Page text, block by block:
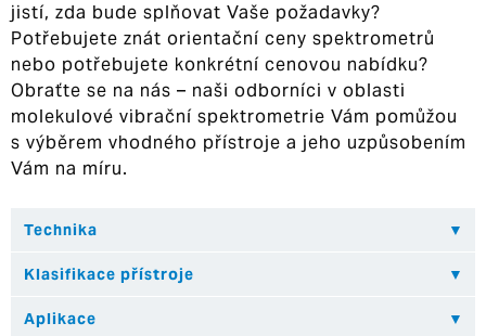
jistí, zda bude splňovat Vaše požadavky?
Potřebujete znát orientační ceny spektrometrů
nebo potřebujete konkrétní cenovou nabídku?
Obraťte se na nás – naši odborníci v oblasti
molekulové vibrační spektrometrie Vám pomůžou
s výběrem vhodného přístroje a jeho uzpůsobením
Vám na míru.